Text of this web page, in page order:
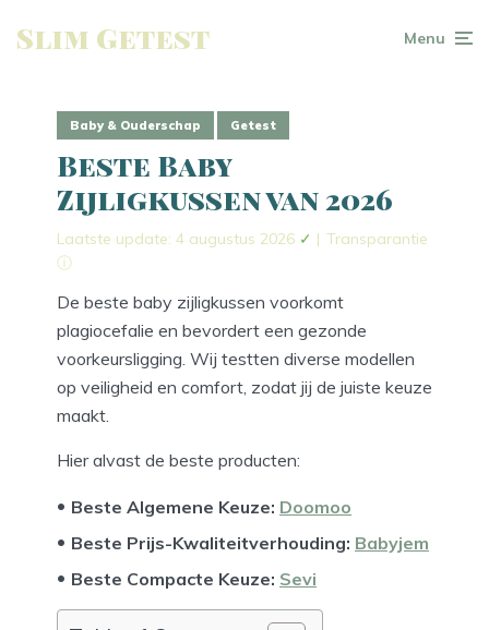
Slim Getest Menu
Baby & Ouderschap Getest
Beste Baby
Zijligkussen van 2026
Laatste update: 4 augustus 2026 ✓ | Transparantie
ⓘ
De beste baby zijligkussen voorkomt
plagiocefalie en bevordert een gezonde
voorkeursligging. Wij testten diverse modellen
op veiligheid en comfort, zodat jij de juiste keuze
maakt.
Hier alvast de beste producten:
Beste Algemene Keuze: Doomoo
Beste Prijs-Kwaliteitverhouding: Babyjem
Beste Compacte Keuze: Sevi